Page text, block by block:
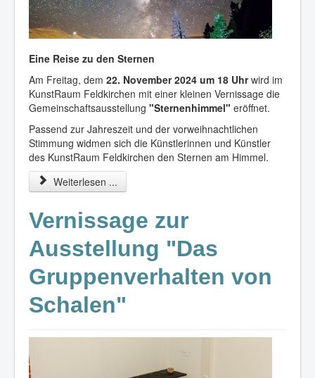
Kalender
Login
Eine Reise zu den Sternen
Am Freitag, dem 22. November 2024 um 18 Uhrwird im
KunstRaum Feldkirchen mit einer kleinen Vernissage die
Gemeinschaftsausstellung "Sternenhimmel" eröffnet.
Passend zur Jahreszeit und der vorweihnachtlichen
Stimmung widmen sich die Künstlerinnen und Künstler
des KunstRaum Feldkirchen den Sternen am Himmel.
Weiterlesen ...
Vernissage zur
Ausstellung "Das
Gruppenverhalten von
Schalen"